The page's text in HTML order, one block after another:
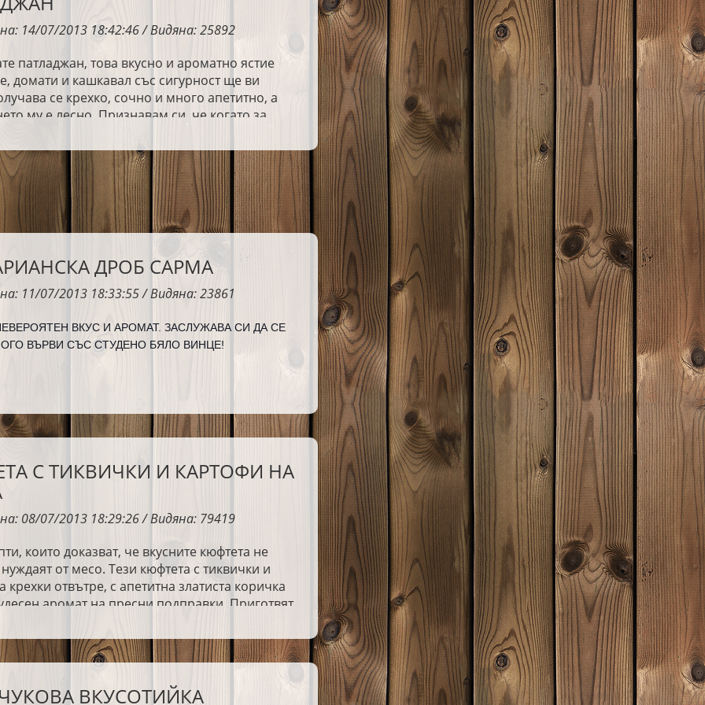
14/07/2013 18:42:46 / Видяна: 25892
патладжан, това вкусно и ароматно ястие
домати и кашкавал със сигурност ще ви
се крехко, сочно и много апетитно, а
му е лесно. Признавам си, че когато за
идеята в интернет, бях малко скептично
но след като направих няколко малки
мой вкус, резултатът се оказа истинска
ДРОБ САРМА
11/07/2013 18:33:55 / Видяна: 23861
ВКУС И АРОМАТ. ЗАСЛУЖАВА СИ ДА СЕ
ВЪРВИ СЪС СТУДЕНО БЯЛО ВИНЦЕ!
С ТИКВИЧКИ И КАРТОФИ НА
08/07/2013 18:29:26 / Видяна: 79419
които доказват, че вкусните кюфтета не
от месо. Тези кюфтета с тиквички и
крехки отвътре, с апетитна златиста коричка
аромат на пресни подправки. Приготвят
вкусотия.
ВКУСОТИЙКА